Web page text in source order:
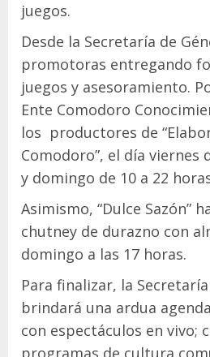
juegos.
Desde la Secretaría de
promotoras entregando
juegos y asesoramiento.
Ente Comodoro
los productores de
Comodoro”, el día viernes
y domingo de 10 a 22
Asimismo, “Dulce Sazón”
chutney de durazno con
domingo a las 17 horas.
Para finalizar, la
brindará una ardua
con espectáculos en vivo;